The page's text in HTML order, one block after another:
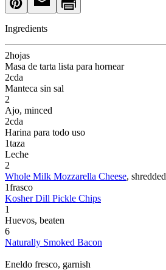
Ingredients
2hojas
Masa de tarta lista para hornear
2cda
Manteca sin sal
2
Ajo, minced
2cda
Harina para todo uso
1taza
Leche
2
Whole Milk Mozzarella Cheese, shredded
1frasco
Kosher Dill Pickle Chips
1
Huevos, beaten
6
Naturally Smoked Bacon
Eneldo fresco, garnish